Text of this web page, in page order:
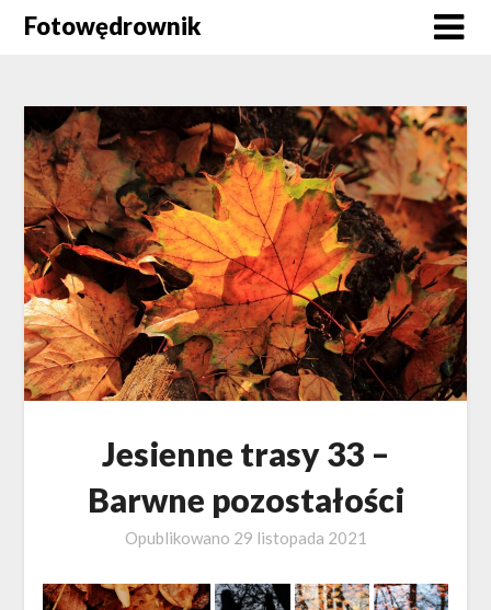
SkipFotowędrownik
Jesienne trasy 33 –
Barwne pozostałości
Opublikowano 29 listopada 2021